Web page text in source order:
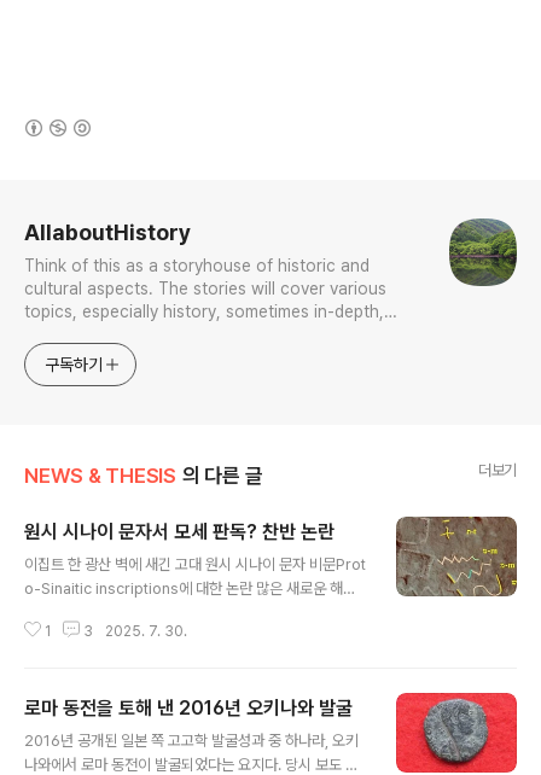
AllaboutHistory
Think of this as a storyhouse of historic and
cultural aspects. The stories will cover various
topics, especially history, sometimes in-depth,
approach will be to resist any common sense or
generalized viewpoint
구독하기
NEWS & THESIS 의 다른 글 더보기
원시 시나이 문자서 모세 판독? 찬반 논란
이집트 한 광산 벽에 새긴 고대 원시 시나이 문자 비문Prot
o-Sinaitic inscriptions에 대한 논란 많은 새로운 해석
있다고 한다.연구원 마이클 바론Michael Bar-Ron은 시
"이것은 모세에게서 온 것 This is from Moses"이라는
뜻)라고 읽을 수 있다고 주장한다.이 발견은 당연히 이를 둘
러싼 격렬한 찬반 논란을 일으켰다. 일부는 이 해석이 추측
1 3 2025. 7. 30.
로마 동전을 토해 낸 2016년 오키나와 발굴
2016년 공개된 일본 쪽 고고학 발굴성과 중 하나라, 오키
나와에서 로마 동전이 발굴되었다는 요지다. 당시 보도 중